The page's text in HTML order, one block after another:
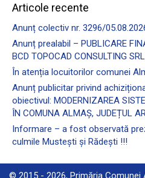
Articole recente
Anunț colectiv nr. 3296/
Anunț prealabil – PUBLICARE
BCD TOPOCAD CONSULTING
În atenția locuitorilor comunei
Anunț publicitar privind
obiectivul: MODERNIZAREA
ÎN COMUNA ALMAȘ, JUDEȚUL
Informare – a fost observată
culmile Mustești și Rădești !!!
© 2015 - 2026, Primăria